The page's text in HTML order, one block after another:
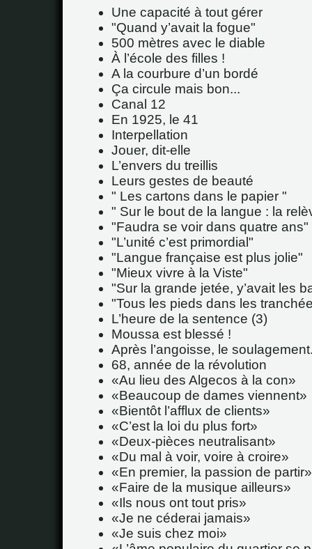
Une capacité à tout gérer
"Quand y’avait la fogue"
500 mètres avec le diable
À l’école des filles !
A la courbure d’un bordé
Ça circule mais bon...
Canal 12
En 1925, le 41
Interpellation
Jouer, dit-elle
L’envers du treillis
Leurs gestes de beauté
" Les cartons dans le papier "
" Sur le bout de la langue : la
"Faudra se voir dans quatre ans"
"L’unité c’est primordial"
"Langue française est plus jolie"
"Mieux vivre à la Viste"
"Sur la grande jetée, y’avait les
"Tous les pieds dans les
L’heure de la sentence (3)
Moussa est blessé !
Après l’angoisse, le
68, année de la révolution
Au lieu des Algecos à la con
Beaucoup de dames viennent
Bientôt l’afflux de clients
C’est la loi du plus fort
Deux-pièces neutralisant
Du mal à voir, voire à croire
En premier, la passion de partir
Faire de la musique ailleurs
Ils nous ont tout pris
Je ne céderai jamais
Je suis chez moi